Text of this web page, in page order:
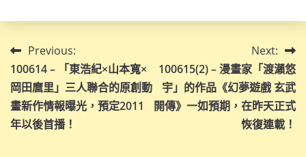
文
章
導
覽
Previous:
100614 – 「東浩紀×山本寬×
岡田麿里」三人聯合的原創動
畫新作情報曝光，預定2011
年以後首播！
Next:
100615(2) – 漫畫家「渡瀨悠
宇」的作品《幻夢遊戲 玄武
開傳》一如預期，在昨天正式
恢復連載！